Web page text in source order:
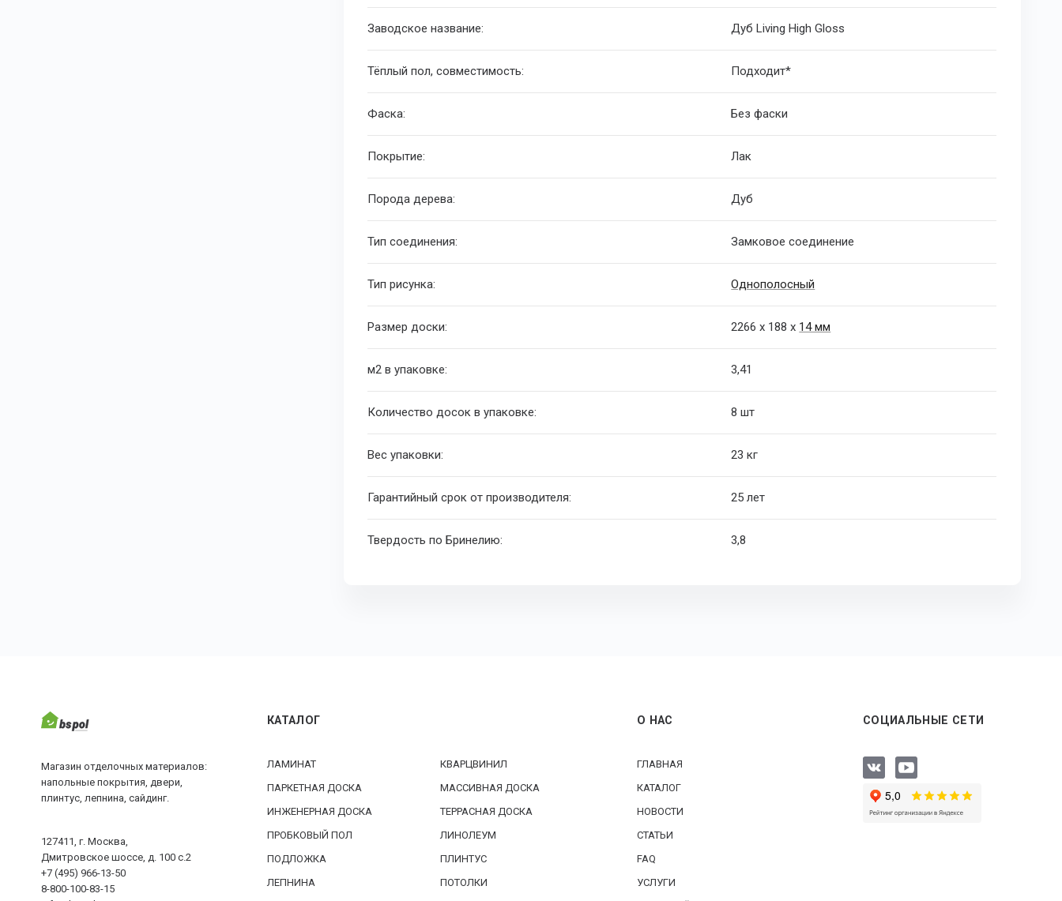
Заводское название: Дуб Living High Gloss
Тёплый пол, совместимость: Подходит*
Фаска: Без фаски
Покрытие: Лак
Порода дерева: Дуб
Тип соединения: Замковое соединение
Тип рисунка: Однополосный
Размер доски: 2266 х 188 х 14 мм
м2 в упаковке: 3,41
Количество досок в упаковке: 8 шт
Вес упаковки: 23 кг
Гарантийный срок от производителя: 25 лет
Твердость по Бринелию: 3,8
Магазин отделочных материалов:
напольные покрытия, двери,
плинтус, лепнина, сайдинг.
127411, г. Москва,
Дмитровское шоссе, д. 100 с.2
+7 (495) 966-13-50
8-800-100-83-15
КАТАЛОГ
ЛАМИНАТ
КВАРЦВИНИЛ
ПАРКЕТНАЯ ДОСКА
МАССИВНАЯ ДОСКА
ИНЖЕНЕРНАЯ ДОСКА
ТЕРРАСНАЯ ДОСКА
ПРОБКОВЫЙ ПОЛ
ЛИНОЛЕУМ
ПОДЛОЖКА
ПЛИНТУС
ЛЕПНИНА
ПОТОЛКИ
О НАС
ГЛАВНАЯ
КАТАЛОГ
НОВОСТИ
СТАТЬИ
FAQ
УСЛУГИ
СОЦИАЛЬНЫЕ СЕТИ